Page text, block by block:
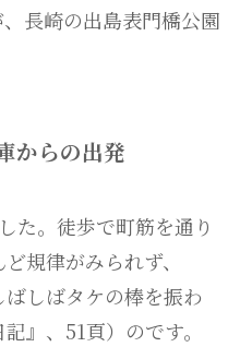
長崎の出島表門橋公園
からの出発
た。徒歩で町筋を通り
規律がみられず、
ばしばタケの棒を振わ
』、51頁）のです。